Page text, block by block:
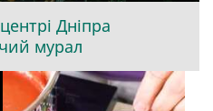
Дніпра
мурал